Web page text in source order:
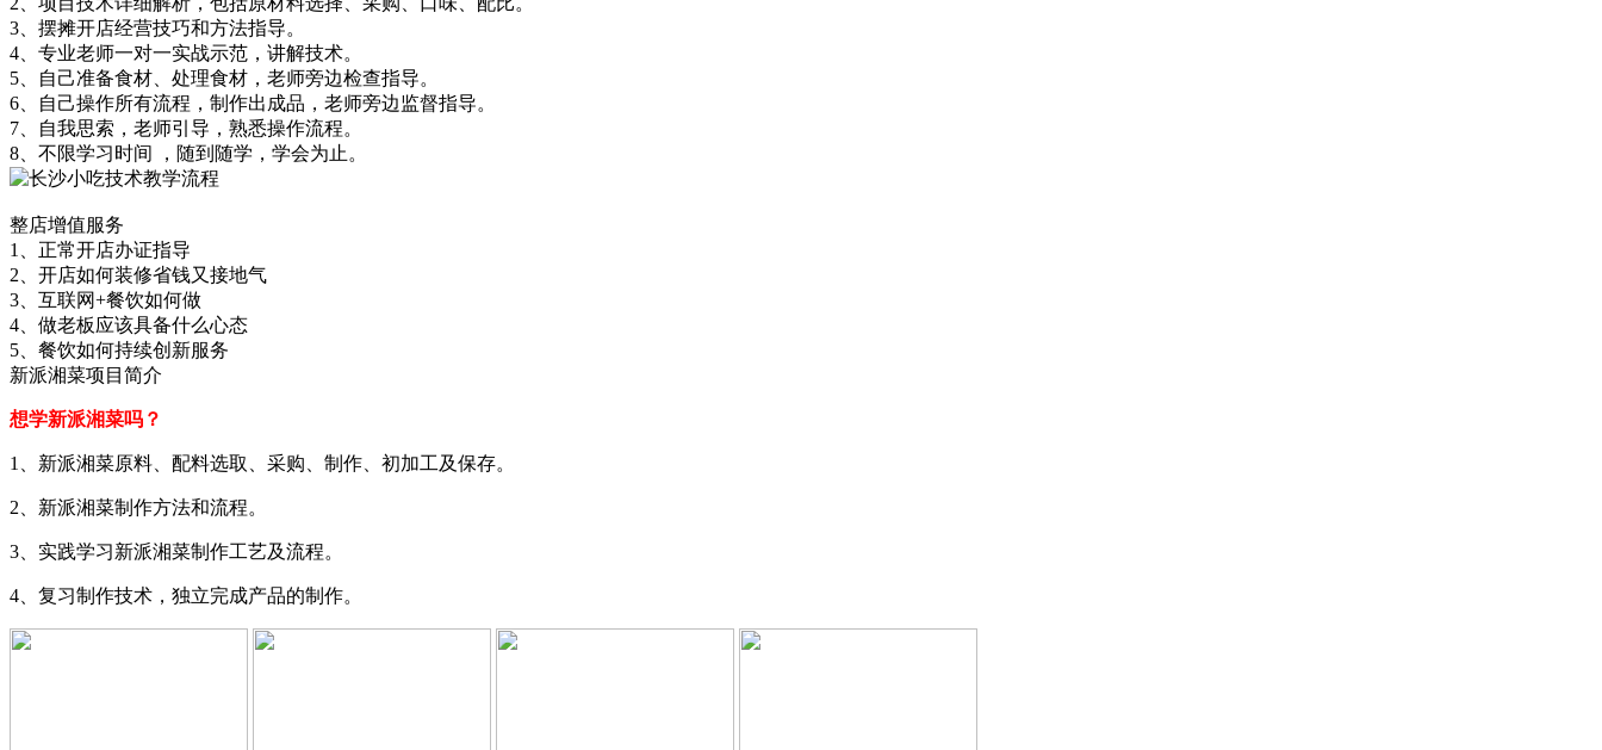
3、摆摊开店经营技巧和方法指导。
4、专业老师一对一实战示范，讲解技术。
5、自己准备食材、处理食材，老师旁边检查指导。
6、自己操作所有流程，制作出成品，老师旁边监督指导。
7、自我思索，老师引导，熟悉操作流程。
8、不限学习时间 ，随到随学，学会为止。
整店增值服务
1、正常开店办证指导
2、开店如何装修省钱又接地气
3、互联网+餐饮如何做
4、做老板应该具备什么心态
5、餐饮如何持续创新服务
新派湘菜项目简介
想学新派湘菜吗？
1、新派湘菜原料、配料选取、采购、制作、初加工及保存。
2、新派湘菜制作方法和流程。
3、实践学习新派湘菜制作工艺及流程。
4、复习制作技术，独立完成产品的制作。